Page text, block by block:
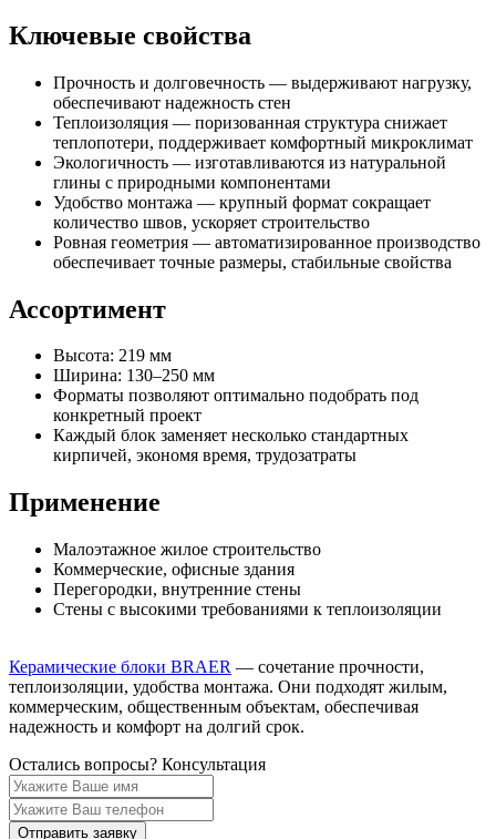
Ключевые свойства
Прочность и долговечность — выдерживают нагрузку,
обеспечивают надежность стен
Теплоизоляция — поризованная структура снижает
теплопотери, поддерживает комфортный микроклимат
Экологичность — изготавливаются из натуральной
глины с природными компонентами
Удобство монтажа — крупный формат сокращает
количество швов, ускоряет строительство
Ровная геометрия — автоматизированное производство
обеспечивает точные размеры, стабильные свойства
Ассортимент
Высота: 219 мм
Ширина: 130–250 мм
Форматы позволяют оптимально подобрать под
конкретный проект
Каждый блок заменяет несколько стандартных
кирпичей, экономя время, трудозатраты
Применение
Малоэтажное жилое строительство
Коммерческие, офисные здания
Перегородки, внутренние стены
Стены с высокими требованиями к теплоизоляции
Керамические блоки BRAER — сочетание прочности,
теплоизоляции, удобства монтажа. Они подходят жилым,
коммерческим, общественным объектам, обеспечивая
надежность и комфорт на долгий срок.
Остались вопросы? Консультация
Отправить заявку